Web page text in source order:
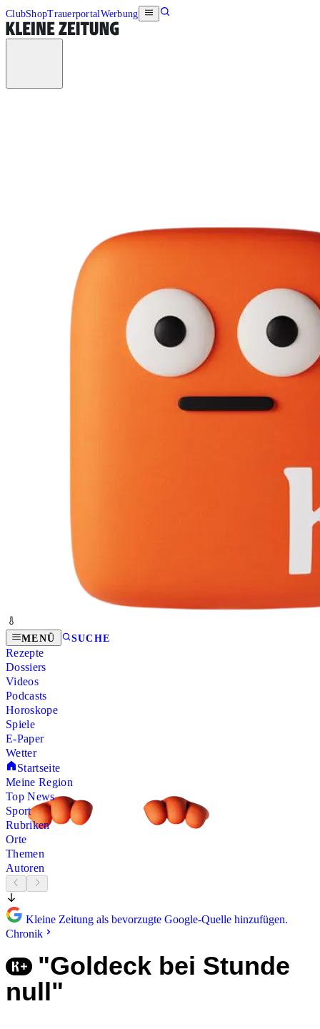
ClubShopTrauerportalWerbung
MENÜ SUCHE
Rezepte
Dossiers
Videos
Podcasts
Horoskope
Spiele
E-Paper
Wetter
Startseite
Meine Region
Top News
Sport
Rubriken
Orte
Themen
Autoren
Kleine Zeitung als bevorzugte Google-Quelle hinzufügen.
Chronik
"Goldeck bei Stunde
null"